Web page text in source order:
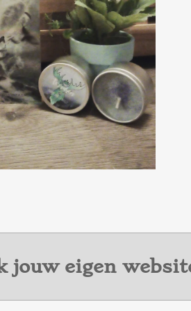
jouw eigen